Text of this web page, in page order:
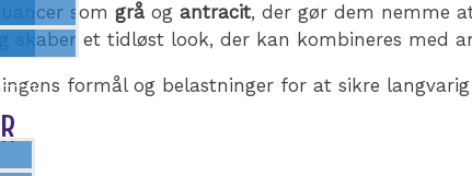
som grå og antracit, der gør dem nemme
skaber et tidløst look, der kan kombineres med
formål og belastninger for at sikre